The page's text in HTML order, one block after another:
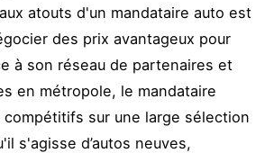
atouts d'un mandataire auto est
des prix avantageux pour
à son réseau de partenaires et
en métropole, le mandataire
sur une large sélection
s'agisse d’autos neuves,